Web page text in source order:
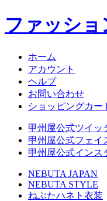
ファッショ
ホーム
アカウント
ヘルプ
お問い合わせ
ショッピングカー
甲州屋公式ツイッ
甲州屋公式フェイ
甲州屋公式インス
NEBUTA JAPAN
NEBUTA STYLE
ねぶたハネト衣装